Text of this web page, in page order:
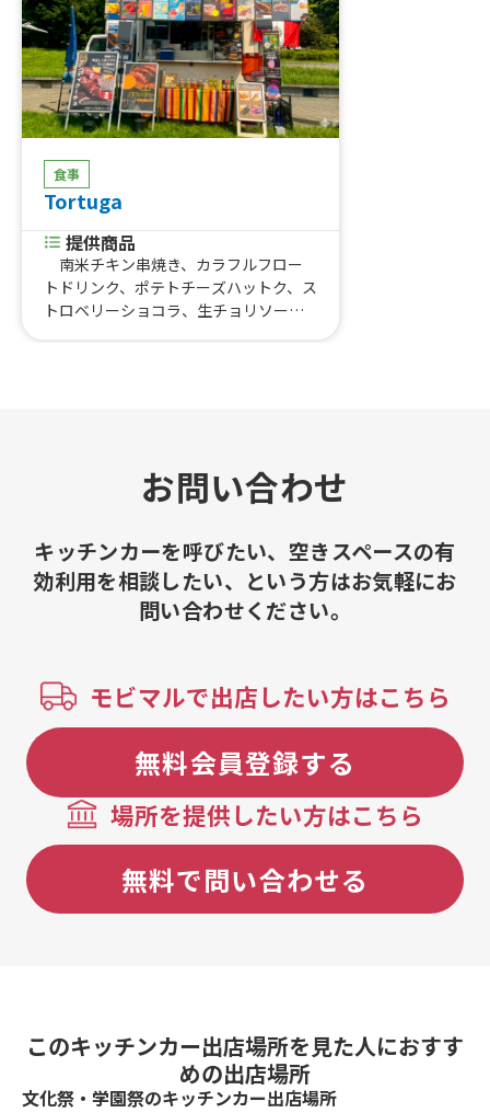
食事
Tortuga
提供商品
南米チキン串焼き、カラフルフロー
トドリンク、ポテトチーズハットク、ス
トロベリーショコラ、生チョリソー入
り、カラフルチュロス、パリパリフラ
ンク串、フローズンパッションフルー
ンク、フローズンレモネードドリンク、
フローズングアバジュース、フランク
フルト、パンコンポヨ、チョリパン、
エストファード、ピルセンビール、レ
フローズン、チチャモラーダ（紫トウ
モロコシジュース）、アンティクーチ
ョ（牛ハツ串焼き）、玉こんにゃく、
生ビール、ストロベリーショコラ、ホ
ットチョコスペシャル、ホットレモネ
ード、ホットコーヒー、ホットチョコ
レート、ロイヤルミルクティー、抹茶
ラテ、カラフルカップ綿あめ、ノンア
ルコールビール、ホットサングリアノ
ンアルコール、ホットサングリア、ワ
イン、ハムチーズトルティーヤ、インカ
スティック、コロナ、フルーツティー、
マンゴージュース、パッションフルー
ツジュース、ラムネ、からあげ、ふり
お問い合わせ
キッチンカーを呼びたい、空きスペースの有
効利用を相談したい、という方はお気軽にお
問い合わせください。
モビマルで出店したい方はこちら
無料会員登録する
場所を提供したい方はこちら
無料で問い合わせる
このキッチンカー出店場所を見た人におすす
めの出店場所
文化祭・学園祭のキッチンカー出店場所